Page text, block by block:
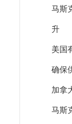
马斯
升
美国
确保
加拿
马斯